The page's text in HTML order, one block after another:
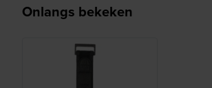
Onlangs bekeken